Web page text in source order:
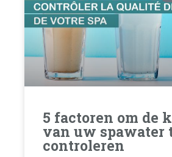
5 factoren om de
van uw spawater
controleren